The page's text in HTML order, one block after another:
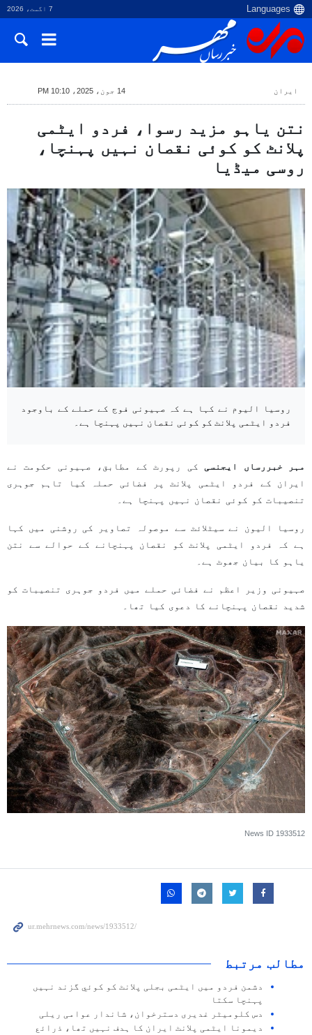
7 اگست، 2026
ایران 14 جون، 2025، 10:10 PM
نتن یاہو مزید رسوا، فردو ایٹمی
پلانٹ کو کوئی نقصان نہیں پہنچا،
روسی میڈیا
روسیا الیوم نے کہا ہے کہ صہیونی فوج کے حملے کے باوجود
فردو ایٹمی پلانٹ کو کوئی نقصان نہیں پہنچا ہے۔
مہر خبررساں ایجنسی کی رپورٹ کے مطابق، صہیونی حکومت نے
ایران کے فردو ایٹمی پلانٹ پر فضائی حملہ کیا تاہم جوہری
تنصیبات کو کوئی نقصان نہیں پہنچا ہے۔
روسیا الیون نے سیٹلائٹ سے موصولہ تصاویر کی روشنی میں کہا
ہے کہ فردو ایٹمی پلانٹ کو نقصان پہنچانے کے حوالے سے نتن
یاہو کا بیان جھوٹ ہے۔
صہیونی وزیر اعظم نے فضائی حملے میں فردو جوہری تنصیبات کو
شدید نقصان پہنچانے کا دعوی کیا تھا۔
News ID 1933512
مطالب مرتبط
دشمن فردو میں ایٹمی بجلی پلانٹ کو کوئي گزند نہیں
پہنچا سکتا
دس کلومیٹر غدیری دسترخوان، شاندار عوامی ریلی
دیمونا ایٹمی پلانٹ ایران کا ہدف نہیں تھا، ذرائع